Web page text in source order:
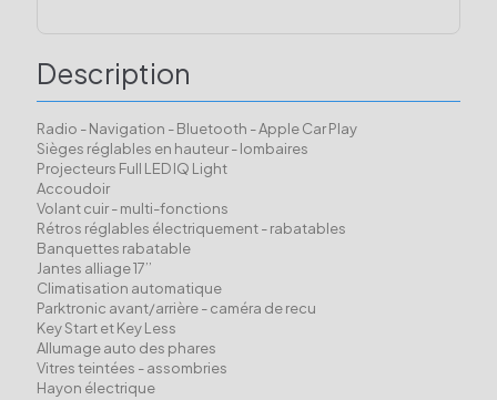
Description
Radio - Navigation - Bluetooth - Apple Car Play
Sièges réglables en hauteur - lombaires
Projecteurs Full LED IQ Light
Accoudoir
Volant cuir - multi-fonctions
Rétros réglables électriquement - rabatables
Banquettes rabatable
Jantes alliage 17’’
Climatisation automatique
Parktronic avant/arrière - caméra de recu
Key Start et Key Less
Allumage auto des phares
Vitres teintées - assombries
Hayon électrique